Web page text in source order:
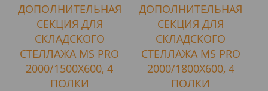
ДОПОЛНИТЕЛЬНАЯ
СЕКЦИЯ ДЛЯ
СКЛАДСКОГО
СТЕЛЛАЖА MS PRO
2000/1500X600, 4
ПОЛКИ
ДОПОЛНИТЕЛЬНАЯ
СЕКЦИЯ ДЛЯ
СКЛАДСКОГО
СТЕЛЛАЖА MS PRO
2000/1800X600, 4
ПОЛКИ